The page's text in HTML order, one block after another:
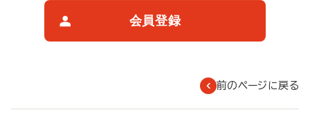
会員登録
前のページに戻る